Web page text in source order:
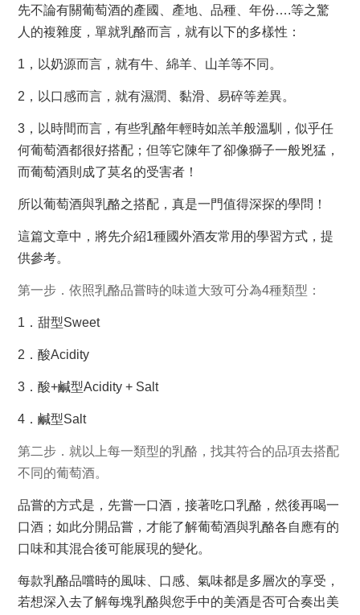
先不論有關葡萄酒的產國、產地、品種、年份….等之驚
人的複雜度，單就乳酪而言，就有以下的多樣性：
1 ，以奶源而言，就有牛、綿羊、山羊等不同。
2 ，以口感而言，就有濕潤、黏滑、易碎等差異。
3 ，以時間而言，有些乳酪年輕時如羔羊般溫馴，似乎任
何葡萄酒都很好搭配；但等它陳年了卻像獅子一般兇猛，
而葡萄酒則成了莫名的受害者！
所以葡萄酒與乳酪之搭配，真是一門值得深探的學問！
這篇文章中，將先介紹1種國外酒友常用的學習方式，提
供參考。
第一步．依照乳酪品嘗時的味道大致可分為4種類型：
1 ．甜型Sweet
2 ．酸Acidity
3 ．酸+鹹型Acidity + Salt
4 ．鹹型Salt
第二步．就以上每一類型的乳酪，找其符合的品項去搭配
不同的葡萄酒。
品嘗的方式是，先嘗一口酒，接著吃口乳酪，然後再喝一
口酒；如此分開品嘗，才能了解葡萄酒與乳酪各自應有的
口味和其混合後可能展現的變化。
每款乳酪品嚐時的風味、口感、氣味都是多層次的享受，
若想深入去了解每塊乳酪與您手中的美酒是否可合奏出美